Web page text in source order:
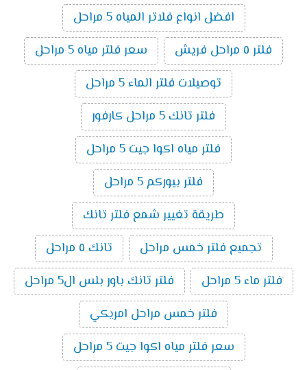
افضل انواع فلاتر المياه 5 مراحل
فلتر ٥ مراحل فريش
سعر فلتر مياه 5 مراحل
توصيلات فلتر الماء 5 مراحل
فلتر تانك 5 مراحل كارفور
فلتر مياه اكوا جيت 5 مراحل
فلتر بيوركم 5 مراحل
طريقة تغيير شمع فلتر تانك
تجميع فلتر خمس مراحل
تانك ٥ مراحل
فلتر ماء 5 مراحل
فلتر تانك باور بلس ال5 مراحل
فلتر خمس مراحل امريكي
سعر فلتر مياه اكوا جيت 5 مراحل